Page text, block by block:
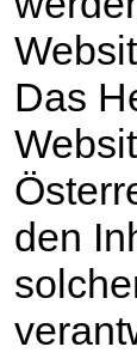
Das
den